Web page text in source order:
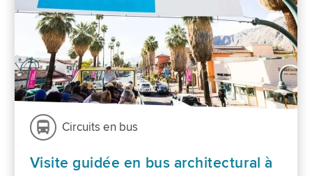
Circuits en bus
Visite guidée en bus architectural à